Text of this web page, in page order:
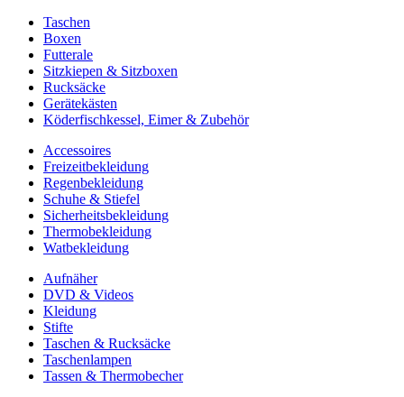
Taschen
Boxen
Futterale
Sitzkiepen & Sitzboxen
Rucksäcke
Gerätekästen
Köderfischkessel, Eimer & Zubehör
Accessoires
Freizeitbekleidung
Regenbekleidung
Schuhe & Stiefel
Sicherheitsbekleidung
Thermobekleidung
Watbekleidung
Aufnäher
DVD & Videos
Kleidung
Stifte
Taschen & Rucksäcke
Taschenlampen
Tassen & Thermobecher